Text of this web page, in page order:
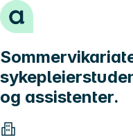
Hopp til innhold
og assistenter.